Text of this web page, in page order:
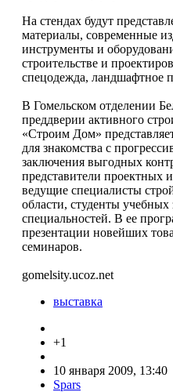
На стендах будут
материалы, современные
инструменты и
строительстве и
спецодежда, ландшафтное
В Гомельском отделении
преддверии активного
«Строим Дом»
для знакомства с
заключения выгодных
представители проектных
ведущие специалисты
области, студенты
специальностей. В ее
презентации новейших
семинаров.
gomelsity.ucoz.net
выставка
+1
10 января 2009, 13:40
Spars